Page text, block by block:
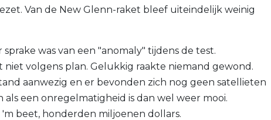
Van de New Glenn-raket bleef uiteindelijk weinig
was van een "anomaly" tijdens de test.
volgens plan. Gelukkig raakte niemand gewond.
aanwezig en er bevonden zich nog geen satellieten
als een onregelmatigheid is dan wel weer mooi.
beet, honderden miljoenen dollars.